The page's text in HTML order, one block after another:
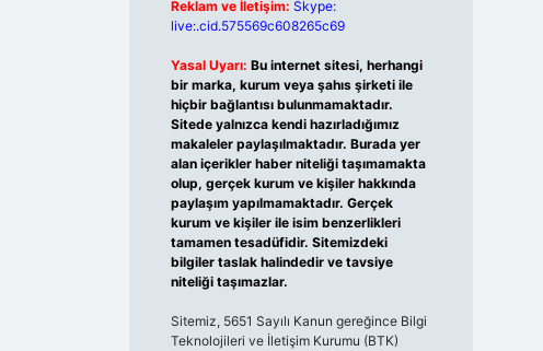
Reklam ve İletişim: Skype:
live:.cid.575569c608265c69
Yasal Uyarı: Bu internet sitesi, herhangi
bir marka, kurum veya şahıs şirketi ile
hiçbir bağlantısı bulunmamaktadır.
Sitede yalnızca kendi hazırladığımız
makaleler paylaşılmaktadır. Burada yer
alan içerikler haber niteliği taşımamakta
olup, gerçek kurum ve kişiler hakkında
paylaşım yapılmamaktadır. Gerçek
kurum ve kişiler ile isim benzerlikleri
tamamen tesadüfidir. Sitemizdeki
bilgiler taslak halindedir ve tavsiye
niteliği taşımazlar.
Sitemiz, 5651 Sayılı Kanun gereğince Bilgi
Teknolojileri ve İletişim Kurumu (BTK)